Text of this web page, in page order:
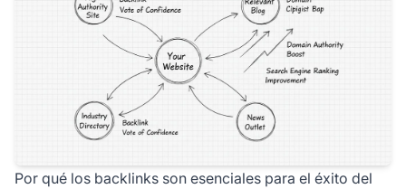
Por qué los backlinks son esenciales para el éxito del